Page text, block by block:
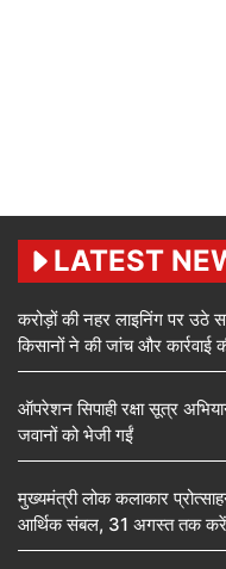
LATEST
करोड़ों की नहर लाइनिंग पर उठे
किसानों ने की जांच और कार्रवाई
ऑपरेशन सिपाही रक्षा सूत्र
जवानों को भेजी गईं
मुख्यमंत्री लोक कलाकार
आर्थिक संबल, 31 अगस्त तक